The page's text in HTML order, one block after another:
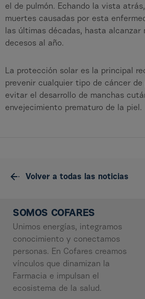
el de pulmón. Echando la vista
muertes causadas por esta
las últimas décadas, hasta alcanzar
decesos al año.
La protección solar es la principal
prevenir cualquier tipo de cáncer de
evitar el desarrollo de manchas
envejecimiento prematuro de la piel.
Volver a todas las noticias
SOMOS COFARES
Unimos energías, integramos
conocimiento y conectamos
personas. En Cofares creamos
vínculos que dinamizan la
Farmacia e impulsan el
ecosistema de la salud.